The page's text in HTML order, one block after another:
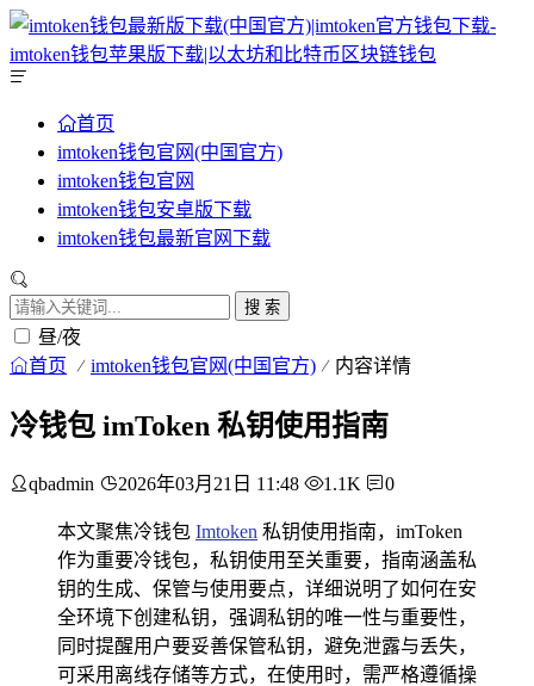
首页
imtoken钱包官网(中国官方)
imtoken钱包官网
imtoken钱包安卓版下载
imtoken钱包最新官网下载
搜 索
昼/夜
首页 imtoken钱包官网(中国官方) 内容详情
冷钱包 imToken 私钥使用指南
qbadmin 2026年03月21日 11:48 1.1K 0
本文聚焦冷钱包 Imtoken 私钥使用指南，imToken
作为重要冷钱包，私钥使用至关重要，指南涵盖私
钥的生成、保管与使用要点，详细说明了如何在安
全环境下创建私钥，强调私钥的唯一性与重要性，
同时提醒用户要妥善保管私钥，避免泄露与丢失，
可采用离线存储等方式，在使用时，需严格遵循操